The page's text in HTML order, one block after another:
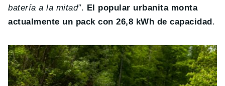
batería a la mitad”. El popular urbanita monta
actualmente un pack con 26,8 kWh de capacidad .